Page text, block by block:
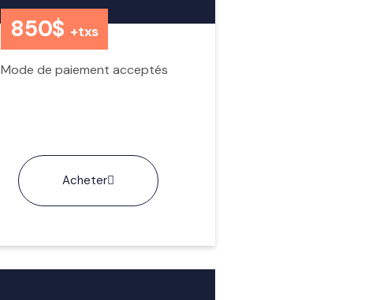
850$ +txs
Mode de paiement acceptés
Acheter